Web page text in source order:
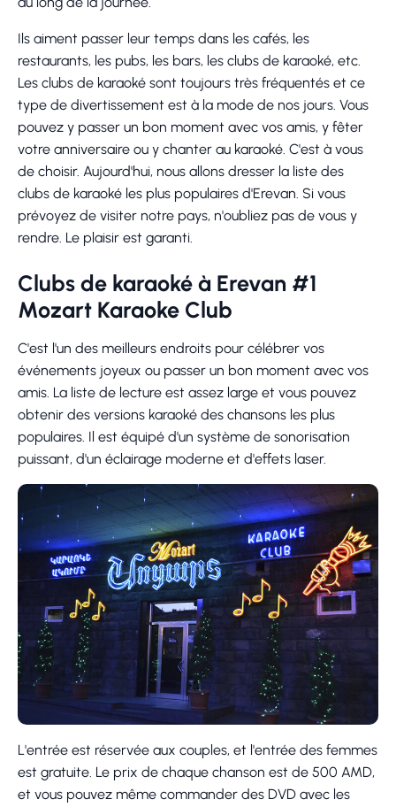
Ils aiment passer leur temps dans les cafés, les
restaurants, les pubs, les bars, les clubs de karaoké, etc.
Les clubs de karaoké sont toujours très fréquentés et ce
type de divertissement est à la mode de nos jours. Vous
pouvez y passer un bon moment avec vos amis, y fêter
votre anniversaire ou y chanter au karaoké. C'est à vous
de choisir. Aujourd'hui, nous allons dresser la liste des
clubs de karaoké les plus populaires d'Erevan. Si vous
prévoyez de visiter notre pays, n'oubliez pas de vous y
rendre. Le plaisir est garanti.
Clubs de karaoké à Erevan #1
Mozart Karaoke Club
C'est l'un des meilleurs endroits pour célébrer vos
événements joyeux ou passer un bon moment avec vos
amis. La liste de lecture est assez large et vous pouvez
obtenir des versions karaoké des chansons les plus
populaires. Il est équipé d'un système de sonorisation
puissant, d'un éclairage moderne et d'effets laser.
L'entrée est réservée aux couples, et l'entrée des femmes
est gratuite. Le prix de chaque chanson est de 500 AMD,
et vous pouvez même commander des DVD avec les